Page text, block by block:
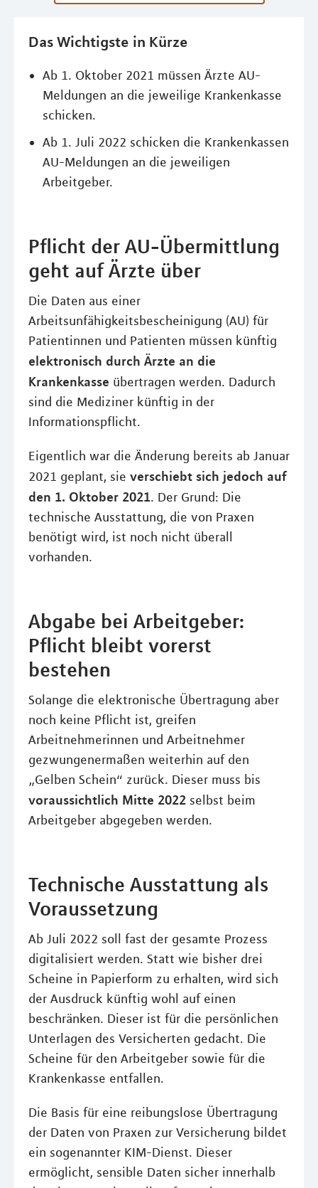
Das Wichtigste in Kürze
Ab 1. Oktober 2021 müssen Ärzte AU-
Meldungen an die jeweilige Krankenkasse
schicken.
Ab 1. Juli 2022 schicken die Krankenkassen
AU-Meldungen an die jeweiligen
Arbeitgeber.
Pflicht der AU-Übermittlung
geht auf Ärzte über
Die Daten aus einer
Arbeitsunfähigkeitsbescheinigung (AU) für
Patientinnen und Patienten müssen künftig
elektronisch durch Ärzte an die
Krankenkasse übertragen werden. Dadurch
sind die Mediziner künftig in der
Informationspflicht.
Eigentlich war die Änderung bereits ab Januar
2021 geplant, sie verschiebt sich jedoch auf
den 1. Oktober 2021. Der Grund: Die
technische Ausstattung, die von Praxen
benötigt wird, ist noch nicht überall
vorhanden.
Abgabe bei Arbeitgeber:
Pflicht bleibt vorerst
bestehen
Solange die elektronische Übertragung aber
noch keine Pflicht ist, greifen
Arbeitnehmerinnen und Arbeitnehmer
gezwungenermaßen weiterhin auf den
„Gelben Schein“ zurück. Dieser muss bis
voraussichtlich Mitte 2022 selbst beim
Arbeitgeber abgegeben werden.
Technische Ausstattung als
Voraussetzung
Ab Juli 2022 soll fast der gesamte Prozess
digitalisiert werden. Statt wie bisher drei
Scheine in Papierform zu erhalten, wird sich
der Ausdruck künftig wohl auf einen
beschränken. Dieser ist für die persönlichen
Unterlagen des Versicherten gedacht. Die
Scheine für den Arbeitgeber sowie für die
Krankenkasse entfallen.
Die Basis für eine reibungslose Übertragung
der Daten von Praxen zur Versicherung bildet
ein sogenannter KIM-Dienst. Dieser
ermöglicht, sensible Daten sicher innerhalb